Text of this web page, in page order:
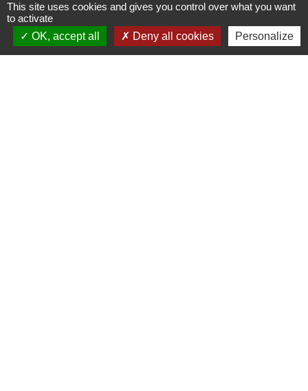
Site des impôts open_in_new
Ministère chargé des finances
This site uses cookies and gives you control over what you want
to activate
OK, accept all
Deny all cookies Personalize